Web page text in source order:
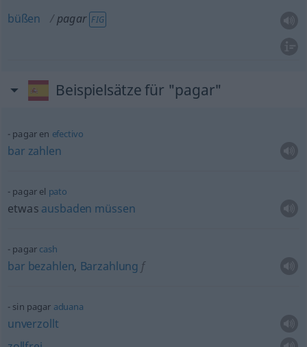
büßen pagar FIG
Beispielsätze für "pagar"
pagar en efectivo
bar zahlen
pagar el pato
etwas ausbaden müssen
pagar cash
bar bezahlen, Barzahlung f
sin pagar aduana
unverzollt